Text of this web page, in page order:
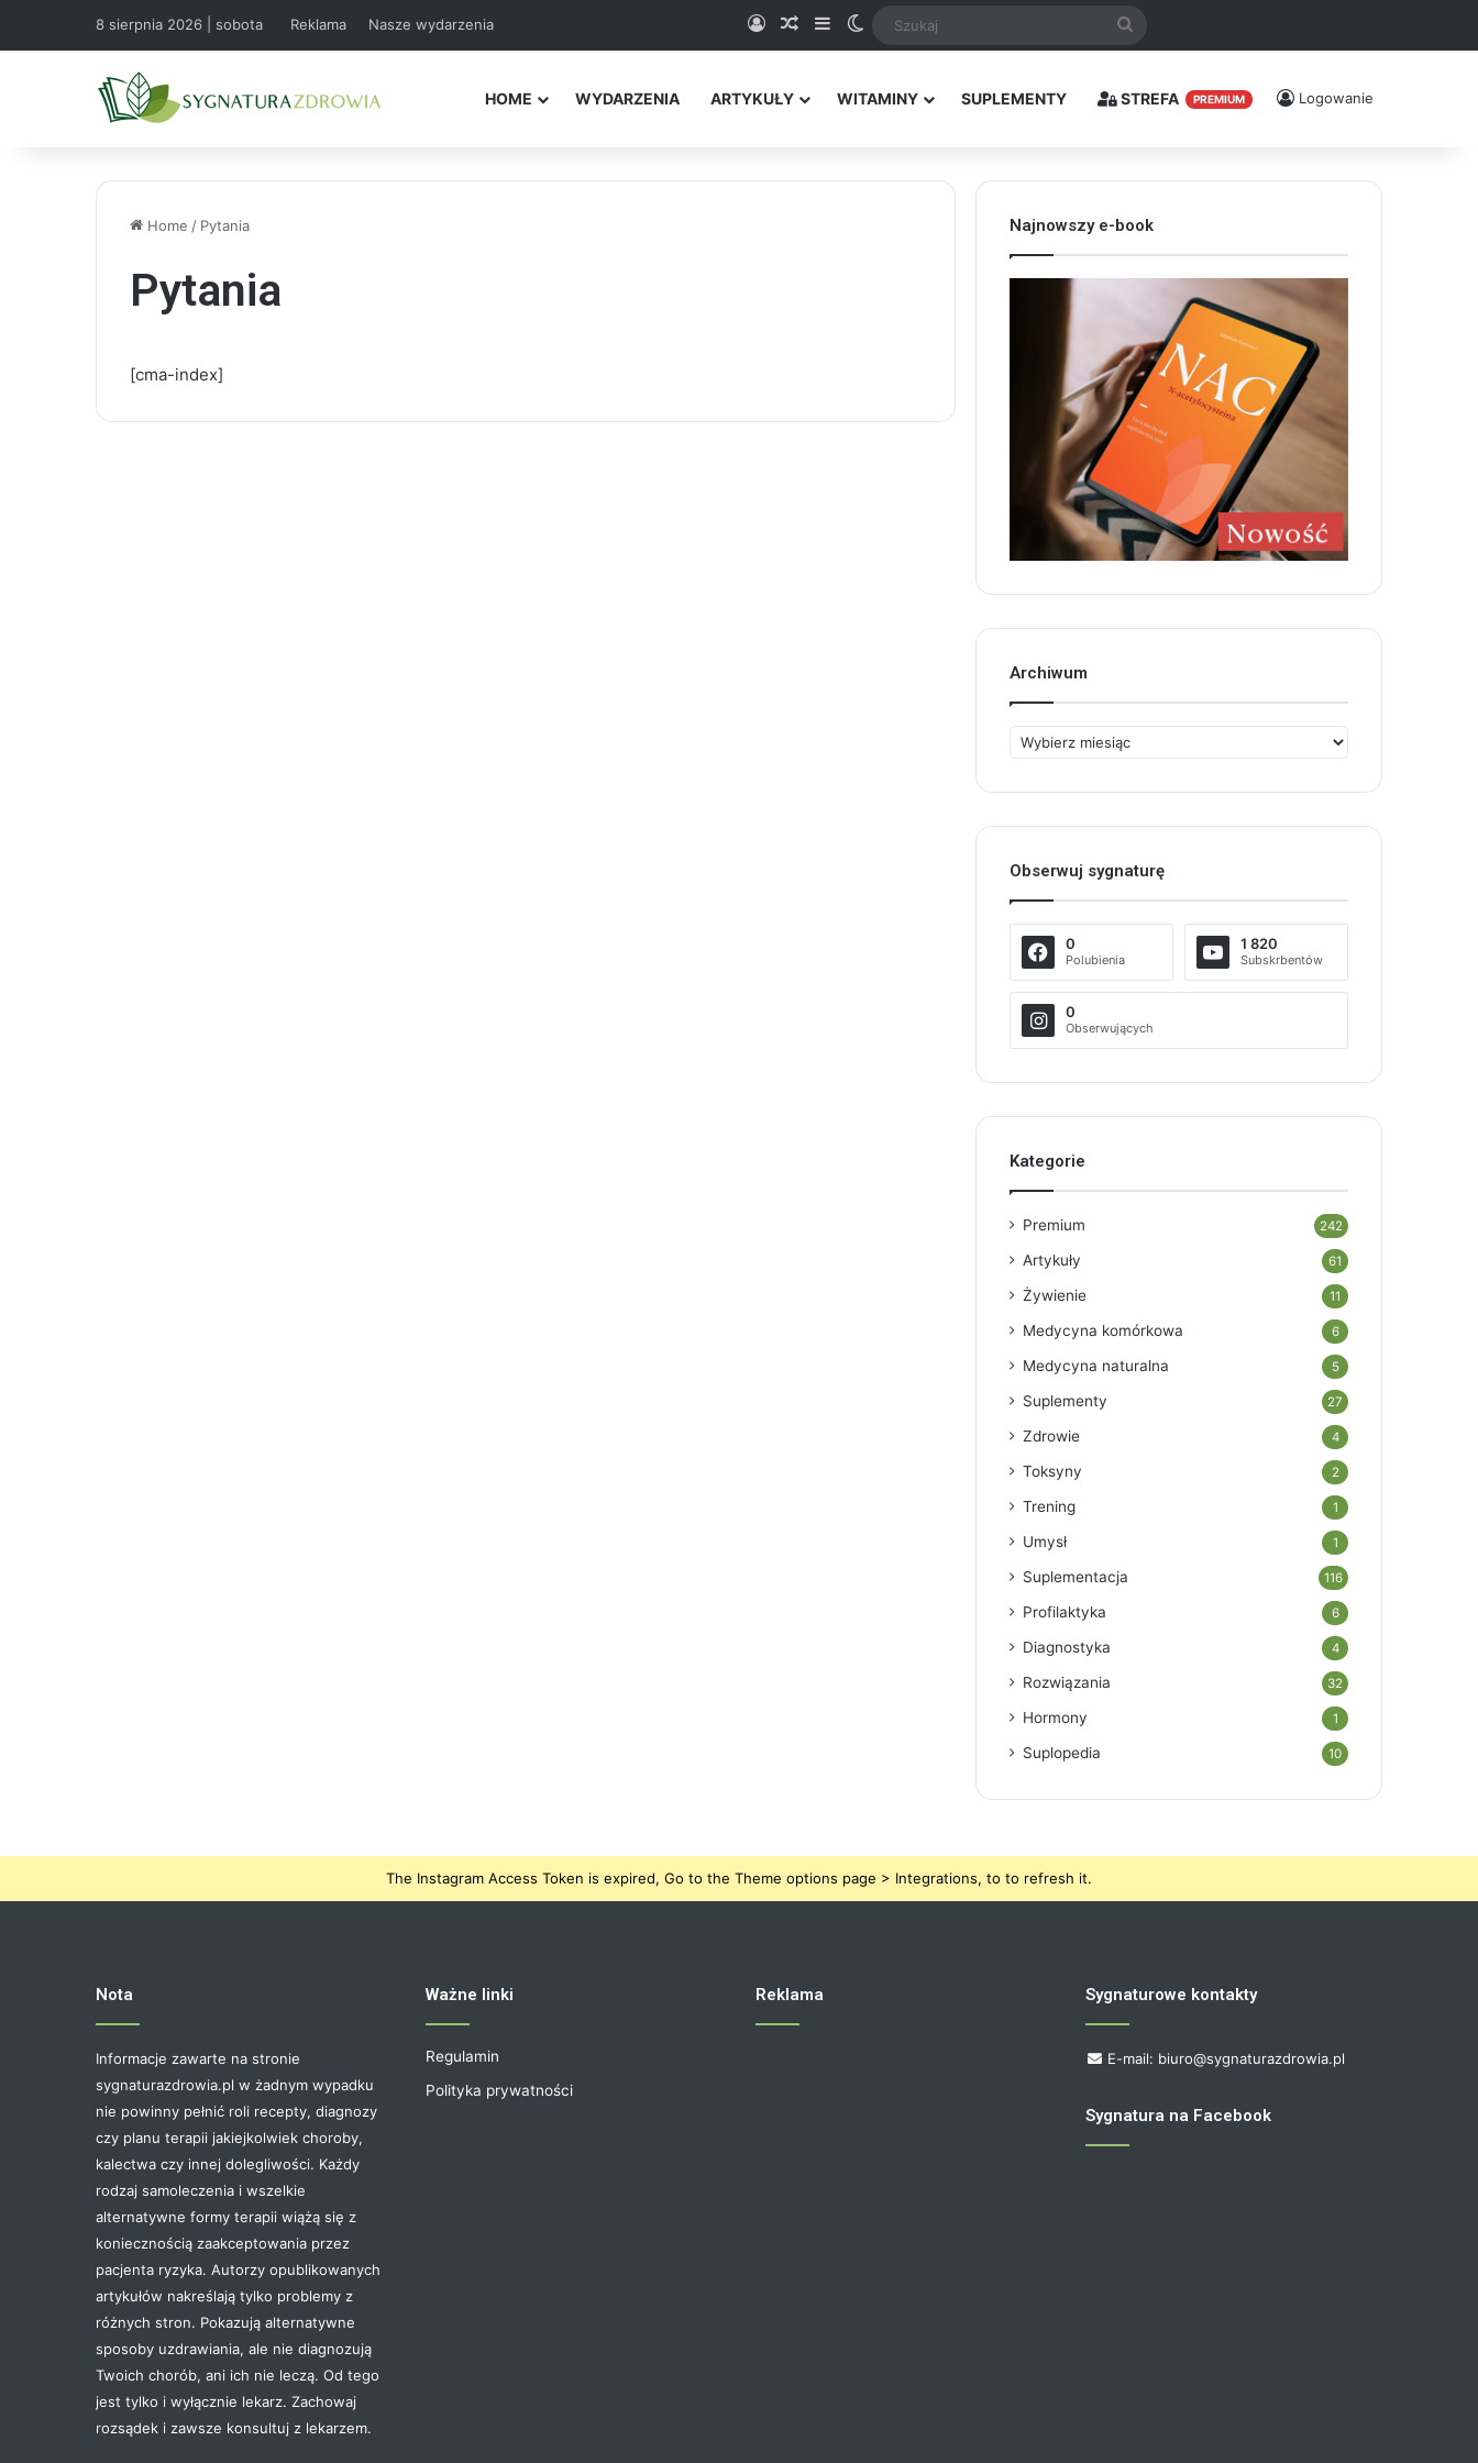
8 sierpnia 2026 | sobota Reklama Nasze wydarzenia Logowanie
Random Article
SidebarSwitch skin
HOME WYDARZENIA ARTYKUŁY WITAMINY SUPLEMENTY STREFA PREMIUM Logowanie
Home / Pytania
Pytania
[cma-index]
Najnowszy e-book
Archiwum
Archiwum
Obserwuj sygnaturę
0
Polubienia
1 820
Subskrbentów
0
Obserwujących
Kategorie
Premium 242
Artykuły 61
Żywienie 11
Medycyna komórkowa 6
Medycyna naturalna 5
Suplementy 27
Zdrowie 4
Toksyny 2
Trening 1
Umysł 1
Suplementacja 116
Profilaktyka 6
Diagnostyka 4
Rozwiązania 32
Hormony 1
Suplopedia 10
The Instagram Access Token is expired, Go to the Theme options page > Integrations, to to refresh it.
Nota
Informacje zawarte na stronie
sygnaturazdrowia.pl w żadnym wypadku
nie powinny pełnić roli recepty, diagnozy
czy planu terapii jakiejkolwiek choroby,
kalectwa czy innej dolegliwości. Każdy
rodzaj samoleczenia i wszelkie
alternatywne formy terapii wiążą się z
koniecznością zaakceptowania przez
pacjenta ryzyka. Autorzy opublikowanych
artykułów nakreślają tylko problemy z
różnych stron. Pokazują alternatywne
sposoby uzdrawiania, ale nie diagnozują
Twoich chorób, ani ich nie leczą. Od tego
jest tylko i wyłącznie lekarz. Zachowaj
rozsądek i zawsze konsultuj z lekarzem.
Ważne linki
Regulamin
Polityka prywatności
Reklama Sygnaturowe kontakty
E-mail: biuro@sygnaturazdrowia.pl
Sygnatura na Facebook